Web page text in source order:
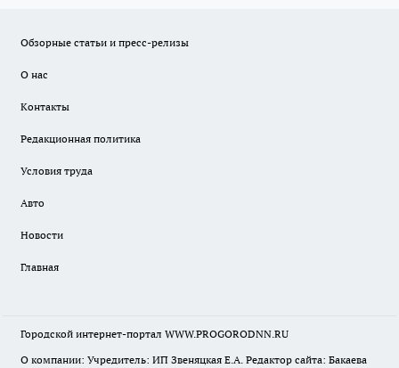
Обзорные статьи и пресс-релизы
О нас
Контакты
Редакционная политика
Условия труда
Авто
Новости
Главная
Городской интернет-портал WWW.PROGORODNN.RU
О компании: Учредитель: ИП Звеняцкая Е.А. Редактор сайта: Бакаева